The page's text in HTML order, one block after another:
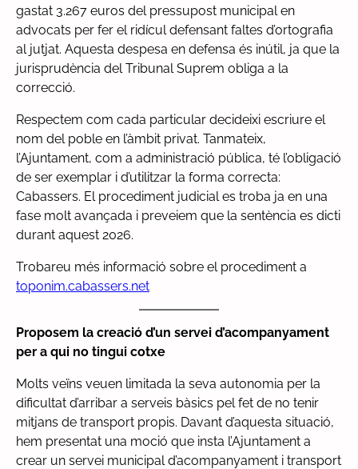
gastat 3.267 euros del pressupost municipal en
advocats per fer el ridícul defensant faltes d’ortografia
al jutjat. Aquesta despesa en defensa és inútil, ja que la
jurisprudència del Tribunal Suprem obliga a la
correcció.
Respectem com cada particular decideixi escriure el
nom del poble en l’àmbit privat. Tanmateix,
l’Ajuntament, com a administració pública, té l’obligació
de ser exemplar i d’utilitzar la forma correcta:
Cabassers. El procediment judicial es troba ja en una
fase molt avançada i preveiem que la sentència es dicti
durant aquest 2026.
Trobareu més informació sobre el procediment a
toponim.cabassers.net
Proposem la creació d’un servei d’acompanyament
per a qui no tingui cotxe
Molts veïns veuen limitada la seva autonomia per la
dificultat d’arribar a serveis bàsics pel fet de no tenir
mitjans de transport propis. Davant d’aquesta situació,
hem presentat una moció que insta l’Ajuntament a
crear un servei municipal d’acompanyament i transport